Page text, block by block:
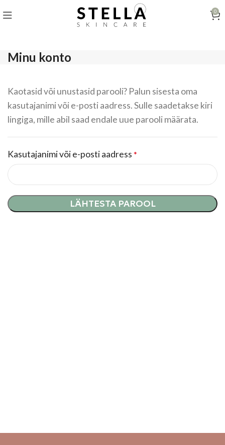
0
Minu konto
Kaotasid või unustasid parooli? Palun sisesta oma
kasutajanimi või e-posti aadress. Sulle saadetakse kiri
lingiga, mille abil saad endale uue parooli määrata.
Kasutajanimi või e-posti aadress *
LÄHTESTA PAROOL